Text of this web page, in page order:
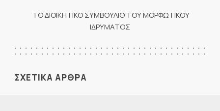
ΤΟ ΔΙΟΙΚΗΤΙΚΟ ΣΥΜΒΟΥΛΙΟ ΤΟΥ ΜΟΡΦΩΤΙΚΟΥ
ΙΔΡΥΜΑΤΟΣ
ΣΧΕΤΙΚΑ ΑΡΘΡΑ